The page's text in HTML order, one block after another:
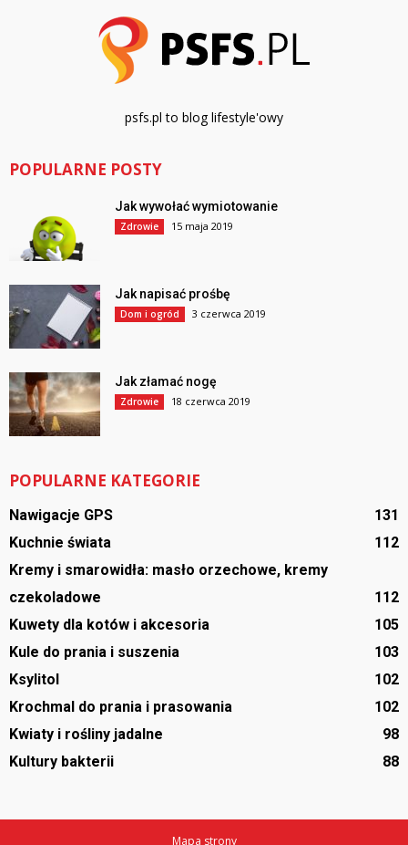
psfs.pl to blog lifestyle'owy
POPULARNE POSTY
Jak wywołać wymiotowanie
Zdrowie 15 maja 2019
Jak napisać prośbę
Dom i ogród 3 czerwca 2019
Jak złamać nogę
Zdrowie 18 czerwca 2019
POPULARNE KATEGORIE
Nawigacje GPS
131
Kuchnie świata
112
Kremy i smarowidła: masło orzechowe, kremy
czekoladowe
112
Kuwety dla kotów i akcesoria
105
Kule do prania i suszenia
103
Ksylitol
102
Krochmal do prania i prasowania
102
Kwiaty i rośliny jadalne
98
Kultury bakterii
88
Mapa strony